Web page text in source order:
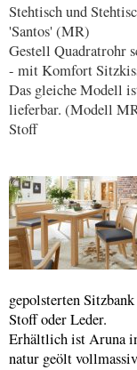
Stehtisch und
'Santos' (MR)
Gestell Quadratrohr
- mit Komfort
Das gleiche Modell
lieferbar. (Modell
Stoff
gepolsterten
Stoff oder Leder.
Erhältlich ist Aruna
natur geölt vollmassiv